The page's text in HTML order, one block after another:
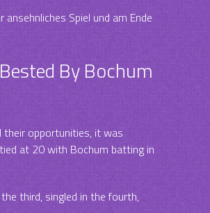
Spiel und am Ende
By Bochum
their opportunities, it was
at 20 with Bochum batting in
third, singled in the fourth,